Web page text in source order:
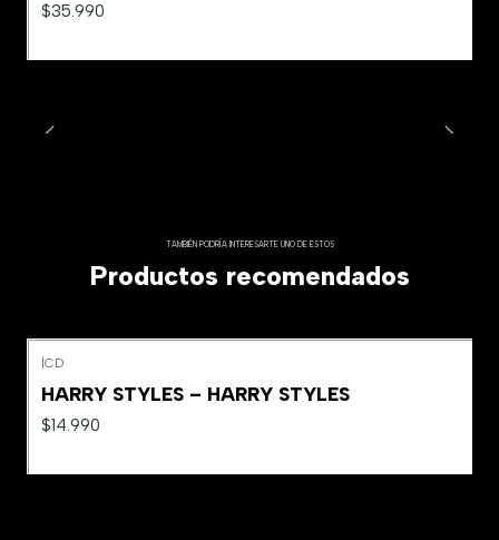
$35.990
TAMBIÉN PODRÍA INTERESARTE UNO DE ESTOS
Productos recomendados
CD
HARRY STYLES – HARRY STYLES
$14.990